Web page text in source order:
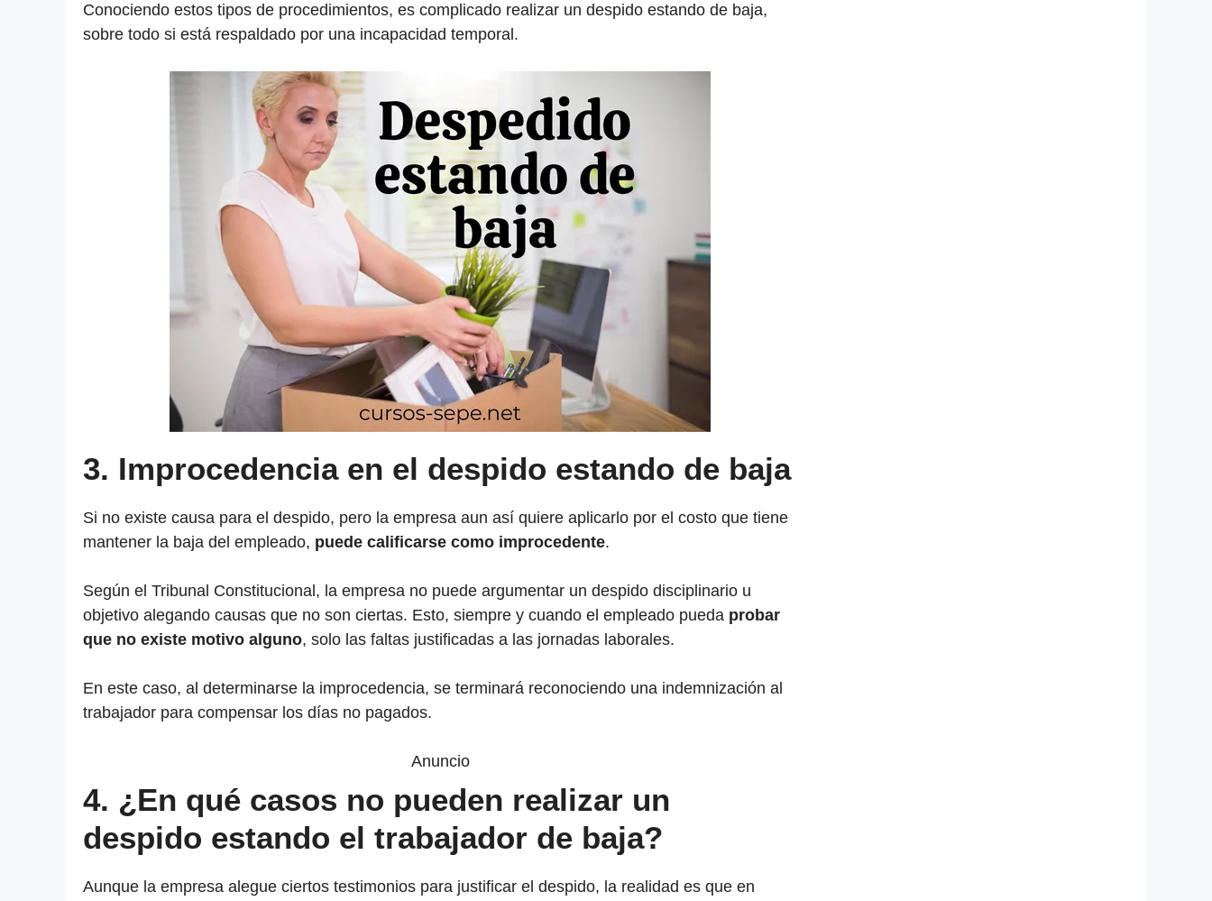
Conociendo estos tipos de procedimientos, es complicado realizar un despido estando de baja,
sobre todo si está respaldado por una incapacidad temporal.
3. Improcedencia en el despido estando de baja
Si no existe causa para el despido, pero la empresa aun así quiere aplicarlo por el costo que tiene
mantener la baja del empleado, puede calificarse como improcedente.
Según el Tribunal Constitucional, la empresa no puede argumentar un despido disciplinario u
objetivo alegando causas que no son ciertas. Esto, siempre y cuando el empleado pueda probar
que no existe motivo alguno, solo las faltas justificadas a las jornadas laborales.
En este caso, al determinarse la improcedencia, se terminará reconociendo una indemnización al
trabajador para compensar los días no pagados.
Anuncio
4. ¿En qué casos no pueden realizar un
despido estando el trabajador de baja?
Aunque la empresa alegue ciertos testimonios para justificar el despido, la realidad es que en